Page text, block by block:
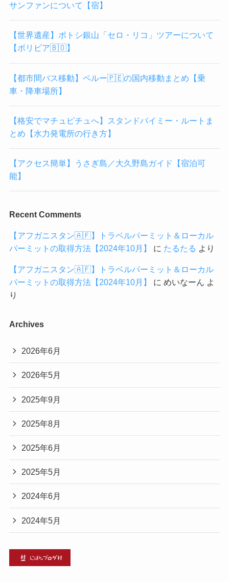
サンファンについて【宿】
【世界遺産】ポトシ銀山「セロ・リコ」ツアーについて
【ボリビア🇧🇴】
【都市間バス移動】ペルー🇵🇪の国内移動まとめ【乗
車・降車場所】
【格安でマチュピチュへ】スタンドバイミー・ルートま
とめ【水力発電所の行き方】
【アクセス簡単】うさぎ島／大久野島ガイド【宿泊可
能】
Recent Comments
【アフガニスタン🇦🇫】トラベルパーミット＆ローカル
パーミットの取得方法【2024年10月】
に たるたる より
【アフガニスタン🇦🇫】トラベルパーミット＆ローカル
パーミットの取得方法【2024年10月】
に めいなーん よ
り
Archives
2026年6月
2026年5月
2025年9月
2025年8月
2025年6月
2025年5月
2024年6月
2024年5月